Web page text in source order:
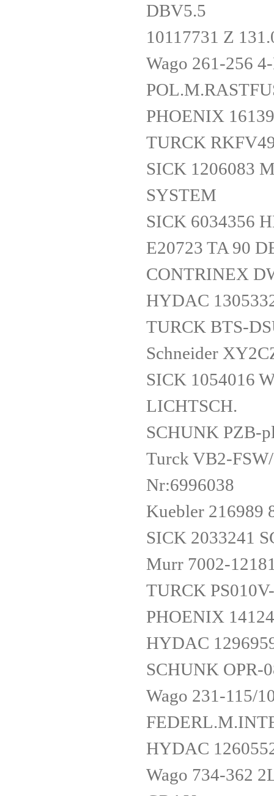
DBV5.5
10117731 Z
Wago 261-256
PHOENIX
TURCK
SICK 1206083
SYSTEM
SICK 6034356
E20723 TA 90
CONTRINEX
HYDAC
TURCK BTS-
Schneider
SICK 1054016
LICHTSCH.
SCHUNK PZB-
Turck VB2-
Nr:6996038
Kuebler 216989
SICK 2033241
Murr 7002-
TURCK
PHOENIX
HYDAC
SCHUNK OPR-
Wago 231-115/
HYDAC
Wago 734-362